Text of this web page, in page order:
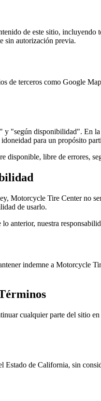
de este sitio,
sin autorización previa.
de terceros como Google
y "según disponibilidad". En
para un propósito
disponible, libre de errores,
Motorcycle Tire Center no
de usarlo.
lo anterior, nuestra
indemne a Motorcycle
cualquier parte del sitio
Estado de California, sin